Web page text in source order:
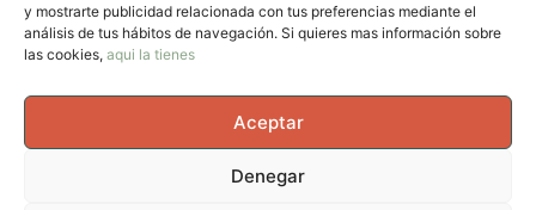
y mostrarte publicidad relacionada con tus preferencias mediante el
análisis de tus hábitos de navegación. Si quieres mas información sobre
las cookies, aqui la tienes
Aceptar
Denegar
Web